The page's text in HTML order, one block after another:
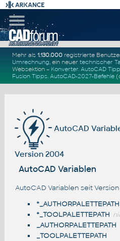
Mehr als1.130.000 registrierte
Umrechnung, ein neuertechnischer
Websektion – Konverter.AutoCAD
Fusion Tipps.AutoCAD-2027-Befehle
AutoCAD
Version 2004
AutoCAD Variablen
AutoCAD Variablen seit
*_AUTHORPALETTEPATH
*_TOOLPALETTEPATH
_AUTHORPALETTEPATH
_TOOLPALETTEPATH